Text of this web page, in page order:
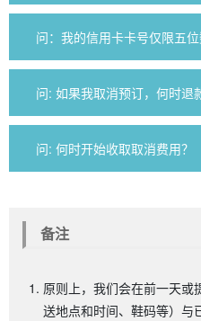
问：我的信用卡卡号仅限五位
问: 如果我取消预订，何时退
问: 何时开始收取取消费用？
备注
原则上，我们会在前一天或
送地点和时间、鞋码等）与